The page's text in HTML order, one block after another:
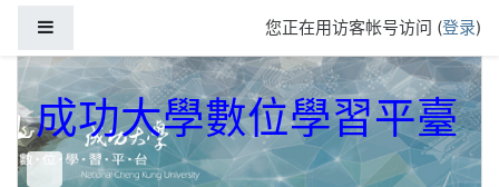
您正在用访客帐号访问 (登录)
成功大學數位學習平臺